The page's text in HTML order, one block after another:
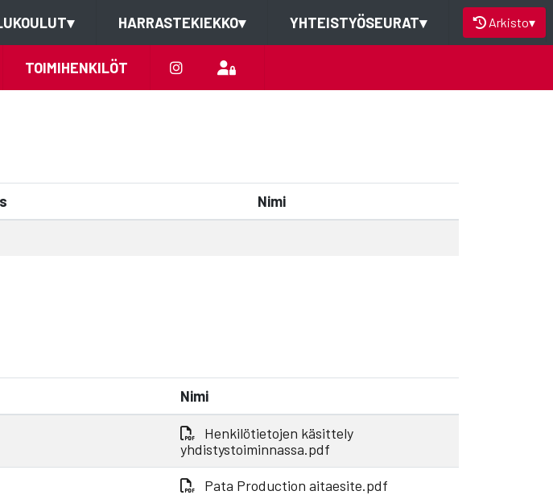
▾ HARRASTEKIEKKO▾ YHTEISTYÖSEURAT▾ Arkisto▾
TOIMIHENKILÖT
Nimi
Nimi
Henkilötietojen käsittely
yhdistystoiminnassa.pdf
Pata Production aitaesite.pdf